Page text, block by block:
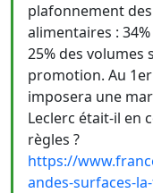
plafonnement
alimentaires :
25% des volumes
promotion. Au
imposera une
Leclerc était-il en
règles ?
https://
andes-surfaces-